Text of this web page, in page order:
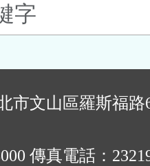
市文山區羅斯福路
傳真電話：